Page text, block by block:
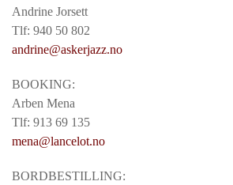
Andrine Jorsett
Tlf: 940 50 802
andrine@askerjazz.no
BOOKING:
Arben Mena
Tlf: 913 69 135
mena@lancelot.no
BORDBESTILLING: